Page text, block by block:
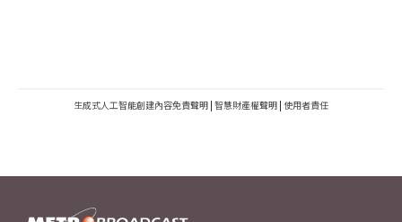
生成式人工智能創建內容免責聲明 | 智慧財產權聲明 | 使用者責任